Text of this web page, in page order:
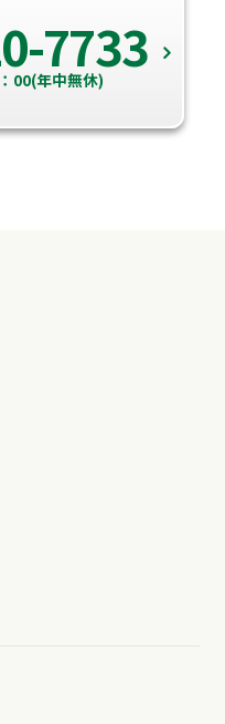
7733
00(年中無休)